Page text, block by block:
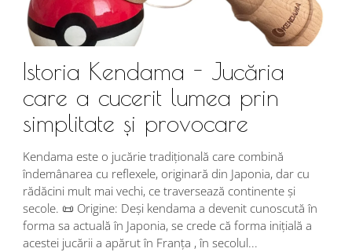
Istoria Kendama - Jucăria
care a cucerit lumea prin
simplitate și provocare
Kendama este o jucărie tradițională care combină
îndemânarea cu reflexele, originară din Japonia, dar cu
rădăcini mult mai vechi, ce traversează continente și
secole. 📜 Origine: Deși kendama a devenit cunoscută în
forma sa actuală în Japonia, se crede că forma inițială a
acestei jucării a apărut în Franța , în secolul...